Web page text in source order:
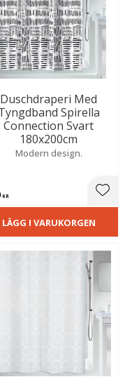
favoriter
Duschdraperi Med
Spirella
Connection Svart
180x200cm
Modern design.
KR
LÄGG I VARUKORGEN